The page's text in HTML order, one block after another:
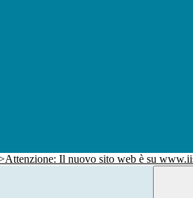
Il nuovo sito web è su